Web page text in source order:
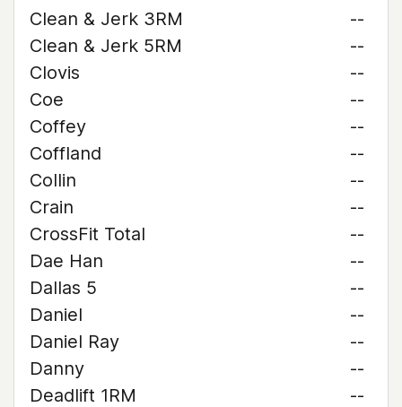
Clean & Jerk 3RM
--
Clean & Jerk 5RM
--
Clovis
--
Coe
--
Coffey
--
Coffland
--
Collin
--
Crain
--
CrossFit Total
--
Dae Han
--
Dallas 5
--
Daniel
--
Daniel Ray
--
Danny
--
Deadlift 1RM
--